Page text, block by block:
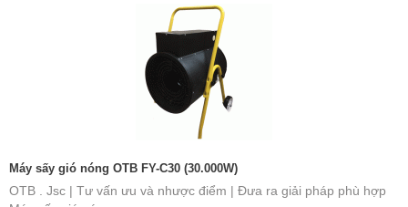
Máy sấy gió nóng OTB FY-C30 (30.000W)
OTB . Jsc | Tư vấn ưu và nhược điểm | Đưa ra giải pháp phù hợp ​